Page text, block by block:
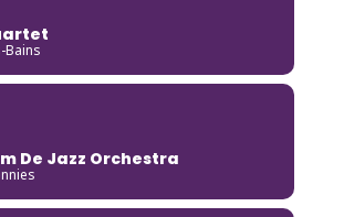
Bains
De Jazz Orchestra